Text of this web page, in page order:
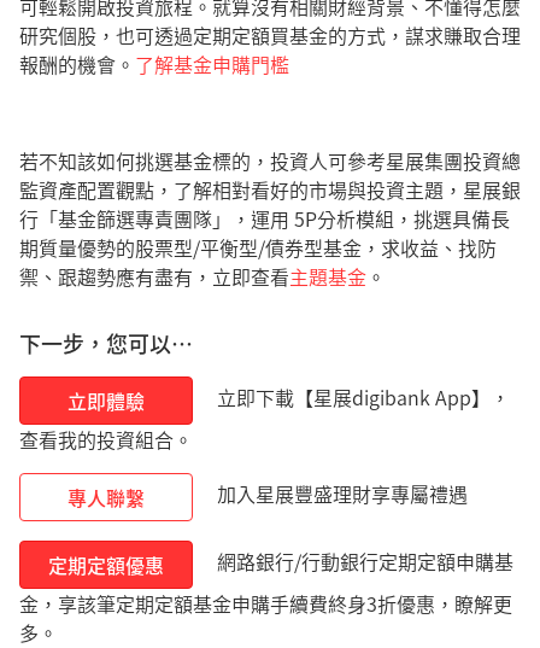
研究個股，也可透過定期定額買基金的方式，謀求賺取合理
報酬的機會。 了解基金申購門檻
若不知該如何挑選基金標的，投資人可參考星展集團投資總
監資產配置觀點，了解相對看好的市場與投資主題，星展銀
行「基金篩選專責團隊」，運用 5P分析模組，挑選具備長
期質量優勢的股票型/平衡型/債券型基金，求收益、找防
禦、跟趨勢應有盡有，立即查看主題基金 。
下一步，您可以…
立即體驗
立即下載【星展digibank App】，
查看我的投資組合。
專人聯繫
加入星展豐盛理財享專屬禮遇
定期定額優惠
網路銀行/行動銀行定期定額申購基
金，享該筆定期定額基金申購手續費終身3折優惠，瞭解更
多。